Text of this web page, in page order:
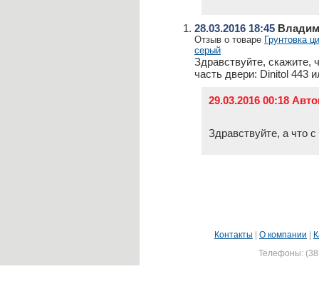
28.03.2016 18:45
Отзыв о товаре Грунтовка
серый
Здравствуйте,
часть двери: Dinitol 443
29.03.2016 00:18
Здравствуйте, а что
Контакты О компании
Телефоны: